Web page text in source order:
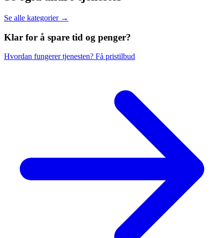
Se alle kategorier →
Klar for å spare tid og penger?
Hvordan fungerer tjenesten? Få pristilbud